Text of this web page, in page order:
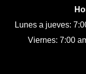
Lunes a jueves:
Viernes: 7:00